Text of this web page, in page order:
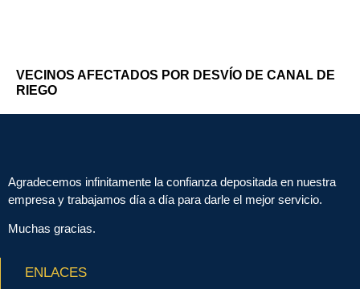
VECINOS AFECTADOS POR DESVÍO DE CANAL DE
RIEGO
Agradecemos infinitamente la confianza depositada en nuestra
empresa y trabajamos día a día para darle el mejor servicio.
Muchas gracias.
ENLACES